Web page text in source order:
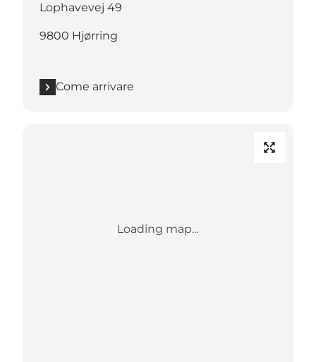
Lophavevej 49
9800 Hjørring
Come arrivare
Loading map...